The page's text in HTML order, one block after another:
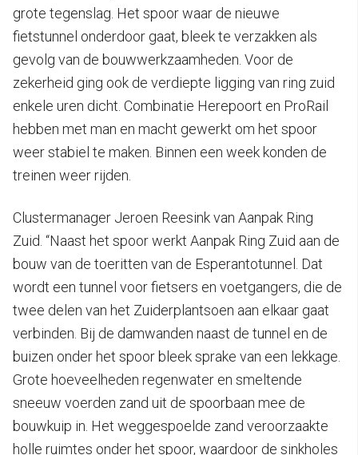
grote tegenslag. Het spoor waar de nieuwe
fietstunnel onderdoor gaat, bleek te verzakken als
gevolg van de bouwwerkzaamheden. Voor de
zekerheid ging ook de verdiepte ligging van ring zuid
enkele uren dicht. Combinatie Herepoort en ProRail
hebben met man en macht gewerkt om het spoor
weer stabiel te maken. Binnen een week konden de
treinen weer rijden.
Clustermanager Jeroen Reesink van Aanpak Ring
Zuid. “Naast het spoor werkt Aanpak Ring Zuid aan de
bouw van de toeritten van de Esperantotunnel. Dat
wordt een tunnel voor fietsers en voetgangers, die de
twee delen van het Zuiderplantsoen aan elkaar gaat
verbinden. Bij de damwanden naast de tunnel en de
buizen onder het spoor bleek sprake van een lekkage.
Grote hoeveelheden regenwater en smeltende
sneeuw voerden zand uit de spoorbaan mee de
bouwkuip in. Het weggespoelde zand veroorzaakte
holle ruimtes onder het spoor, waardoor de sinkholes